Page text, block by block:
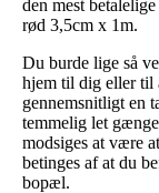
den mest
rød 3,5cm x 1m.
Du burde lige så
hjem til dig eller til
gennemsnitligt en
temmelig let
modsiges at være
betinges af at du
bopæl.